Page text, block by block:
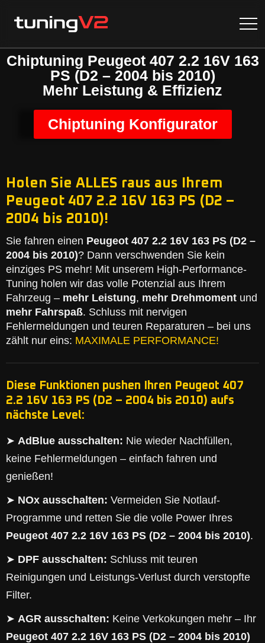
Chiptuning Peugeot 407 2.2 16V 163
PS (D2 – 2004 bis 2010)
Mehr Leistung & Effizienz
Chiptuning Konfigurator
Holen Sie ALLES raus aus Ihrem
Peugeot 407 2.2 16V 163 PS (D2 –
2004 bis 2010)!
Sie fahren einen Peugeot 407 2.2 16V 163 PS (D2 –
2004 bis 2010)? Dann verschwenden Sie kein
einziges PS mehr! Mit unserem High-Performance-
Tuning holen wir das volle Potenzial aus Ihrem
Fahrzeug – mehr Leistung, mehr Drehmoment und
mehr Fahrspaß. Schluss mit nervigen
Fehlermeldungen und teuren Reparaturen – bei uns
zählt nur eins: MAXIMALE PERFORMANCE!
Diese Funktionen pushen Ihren Peugeot 407
2.2 16V 163 PS (D2 – 2004 bis 2010) aufs
nächste Level:
➤ AdBlue ausschalten: Nie wieder Nachfüllen,
keine Fehlermeldungen – einfach fahren und
genießen!
➤ NOx ausschalten: Vermeiden Sie Notlauf-
Programme und retten Sie die volle Power Ihres
Peugeot 407 2.2 16V 163 PS (D2 – 2004 bis 2010).
➤ DPF ausschalten: Schluss mit teuren
Reinigungen und Leistungs-Verlust durch verstopfte
Filter.
➤ AGR ausschalten: Keine Verkokungen mehr – Ihr
Peugeot 407 2.2 16V 163 PS (D2 – 2004 bis 2010)